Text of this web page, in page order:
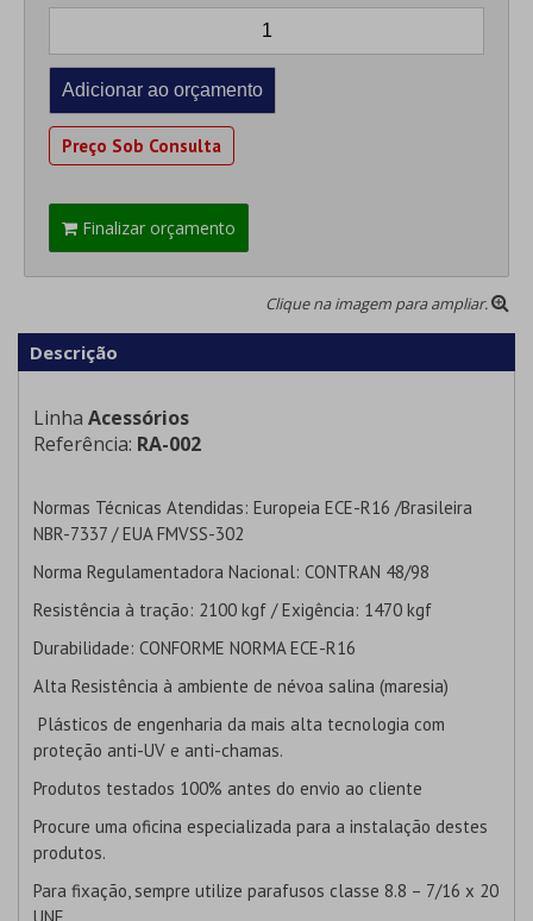
Preço Sob Consulta
Finalizar orçamento
Clique na imagem para ampliar.
Descrição
Linha Acessórios
Referência: RA-002
Normas Técnicas Atendidas: Europeia ECE-R16 /Brasileira
NBR-7337 / EUA FMVSS-302
Norma Regulamentadora Nacional: CONTRAN 48/98
Resistência à tração: 2100 kgf / Exigência: 1470 kgf
Durabilidade: CONFORME NORMA ECE-R16
Alta Resistência à ambiente de névoa salina (maresia)
Plásticos de engenharia da mais alta tecnologia com
proteção anti-UV e anti-chamas.
Produtos testados 100% antes do envio ao cliente
Procure uma oficina especializada para a instalação destes
produtos.
Para fixação, sempre utilize parafusos classe 8.8 – 7/16 x 20